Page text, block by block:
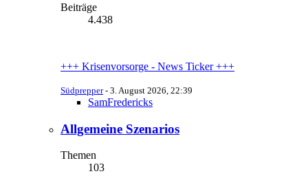
Beiträge
4.438
+++ Krisenvorsorge - News Ticker +++
Südprepper- 3. August 2026, 22:39
SamFredericks
Allgemeine Szenarios
Themen
103